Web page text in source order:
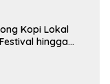
Kopi Lokal
hingga